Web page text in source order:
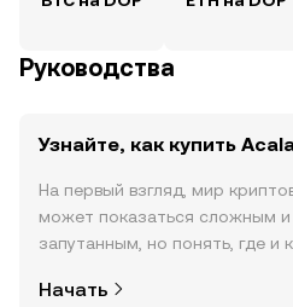
Руководства
Узнайте, как купить
На первый взгляд, мир
может показаться сложным и
запутанным, но понять, где и
так сложно. Начните
Начать